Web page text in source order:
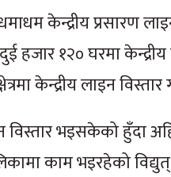
केन्द्रीय प्रसारण
१२० घरमा केन्द्रीय
केन्द्रीय लाइन विस्तार
विस्तार भइसकेको हुँदा
काम भइरहेको